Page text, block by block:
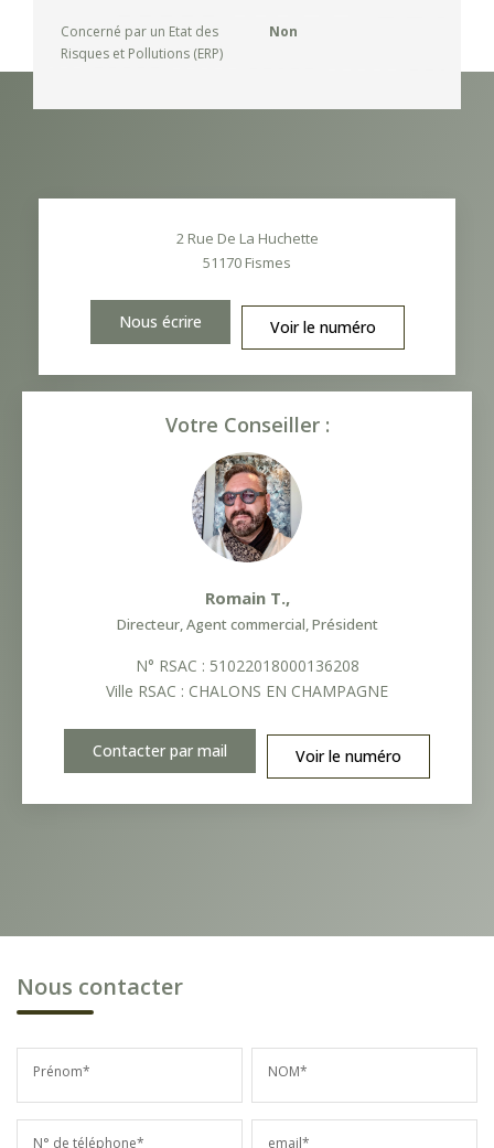
Concerné par un Etat des
Risques et Pollutions (ERP)
Non
2 Rue De La Huchette
51170 Fismes
Nous écrire Voir le numéro
Votre Conseiller :
Romain T.,
Directeur, Agent commercial, Président
N° RSAC : 51022018000136208
Ville RSAC : CHALONS EN CHAMPAGNE
Contacter par mail Voir le numéro
Nous contacter
Prénom* NOM*
N° de téléphone* email*